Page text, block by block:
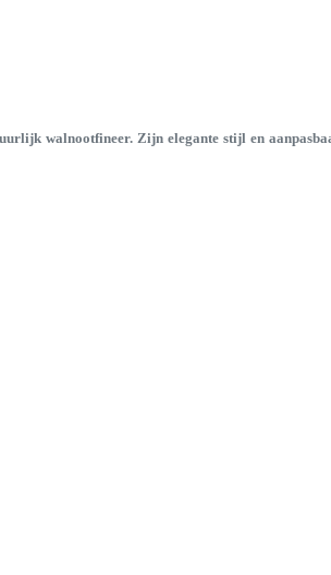
walnootfineer. Zijn elegante stijl en